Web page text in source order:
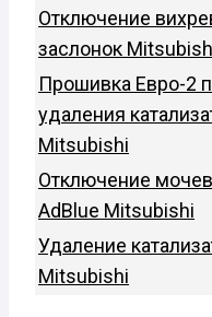
Отключение
заслонок
Прошивка Евро-2
удаления
Mitsubishi
Отключение
AdBlue Mitsubishi
Удаление
Mitsubishi